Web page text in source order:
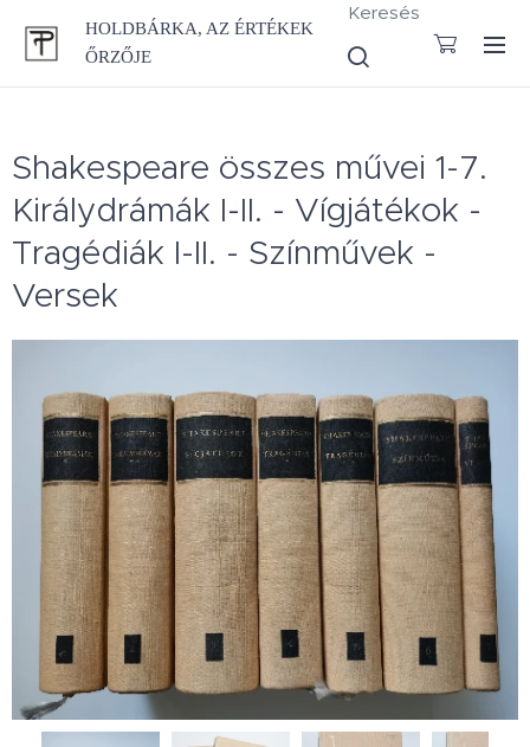
HOLDBÁRKA, AZ ÉRTÉKEK
ŐRZŐJE
Keresés
Shakespeare összes művei 1-7.
Királydrámák I-II. - Vígjátékok -
Tragédiák I-II. - Színművek -
Versek